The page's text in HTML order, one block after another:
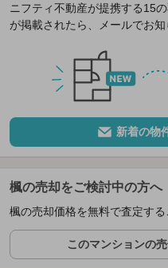
ニフティ不動産が提携する15
が掲載されたら、メールでお
新着の物
楓の売却をご検討中の方へ
楓の売却価格を無料で査定する
このマンションの売